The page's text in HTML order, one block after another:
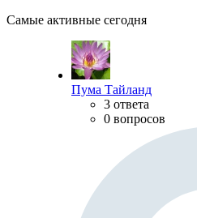
Самые активные сегодня
Пума Тайланд
3 ответа
0 вопросов